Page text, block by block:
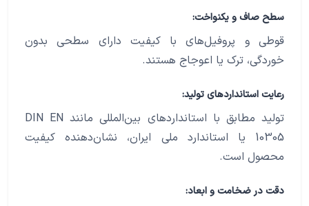
سطح صاف و یکنواخت:
قوطی و پروفیل‌های با کیفیت دارای سطحی بدون
خوردگی، ترک یا اعوجاج هستند.
رعایت استانداردهای تولید:
تولید مطابق با استانداردهای بین‌المللی مانند DIN EN
10305 یا استاندارد ملی ایران، نشان‌دهنده کیفیت
محصول است.
دقت در ضخامت و ابعاد: